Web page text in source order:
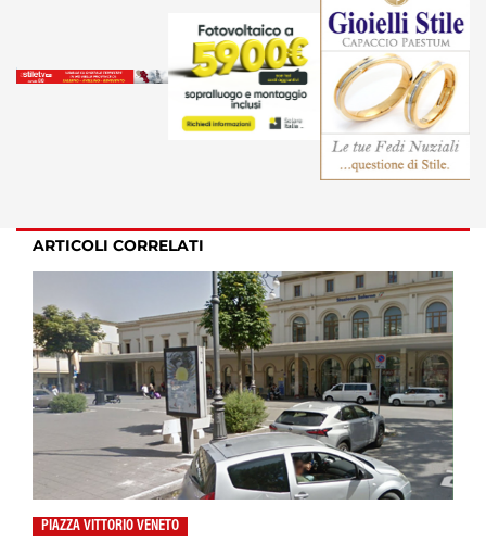
ARTICOLI CORRELATI
PIAZZA VITTORIO VENETO